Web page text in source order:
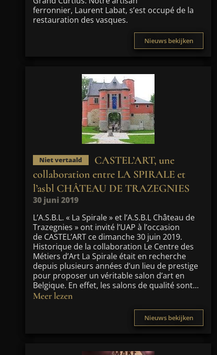
ferronnier, Laurent Labat, s’est occupé de la
restauration des vasques.
Nieuws bekijken
Niet vertaald
CASTEL’ART, une
collaboration entre LA SPIRALE et
l’asbl CHÂTEAU DE TRAZEGNIES
30 juni 2019
L’A.S.B.L. « La Spirale » et l’A.S.B.L Château de
Trazegnies » ont invité l’UAP à l’occasion
de CASTEL’ART ce dimanche 30 juin 2019.
Historique de la collaboration Le Centre des
Métiers d’Art La Spirale était en recherche
depuis plusieurs années d’un lieu de prestige
pour proposer un véritable salon d’art en
Belgique. En effet, les salons de qualité sont…
Meer lezen
Nieuws bekijken